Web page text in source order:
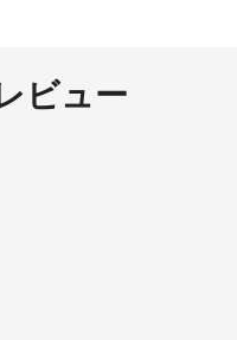
ビュー